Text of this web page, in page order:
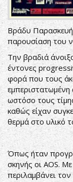
Βράδυ
παρουσίαση του
Την βραδιά
έντονες
φορά που τους
ωστόσο τους
καθώς είχαν
θερμά στο υλικό
Όπως ήταν
σκηνής οι AOS.
περιλαμβάνει